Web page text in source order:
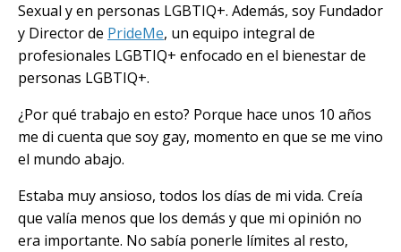
Sexual y en personas LGBTIQ+. Además, soy Fundador
y Director de PrideMe, un equipo integral de
profesionales LGBTIQ+ enfocado en el bienestar de
personas LGBTIQ+.
¿Por qué trabajo en esto? Porque hace unos 10 años
me di cuenta que soy gay, momento en que se me vino
el mundo abajo.
Estaba muy ansioso, todos los días de mi vida. Creía
que valía menos que los demás y que mi opinión no
era importante. No sabía ponerle límites al resto,